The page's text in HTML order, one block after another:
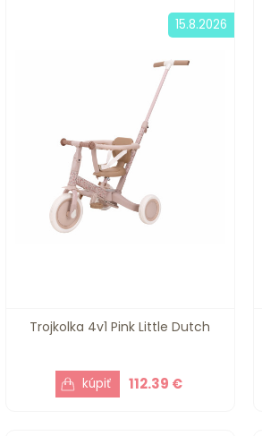
Trojkolka 4v1 Pink Little Dutch
112.39 €
15.8.2026